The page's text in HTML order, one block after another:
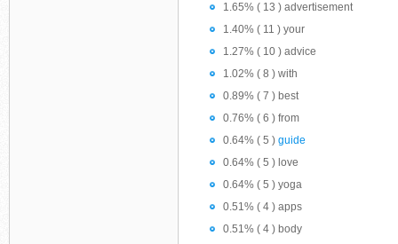
1.65% ( 13 ) advertisement
1.40% ( 11 ) your
1.27% ( 10 ) advice
1.02% ( 8 ) with
0.89% ( 7 ) best
0.76% ( 6 ) from
0.64% ( 5 ) guide
0.64% ( 5 ) love
0.64% ( 5 ) yoga
0.51% ( 4 ) apps
0.51% ( 4 ) body